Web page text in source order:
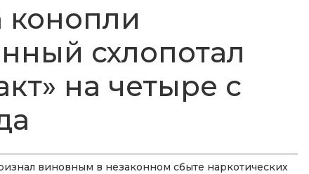
конопли
схлопотал
на четыре с
виновным в незаконном сбыте наркотических